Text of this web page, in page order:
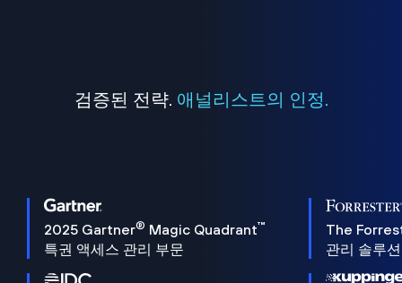
검증된 전략. 애널리스트의 인정.
2025 Gartner® Magic Quadrant™
특권 액세스 관리 부문
The
관리 솔루